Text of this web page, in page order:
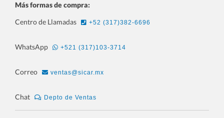
Más formas de compra:
Centro de Llamadas
+52 (317)382-6696
WhatsApp +521 (317)103-3714
Correo ventas@sicar.mx
Chat Depto de Ventas